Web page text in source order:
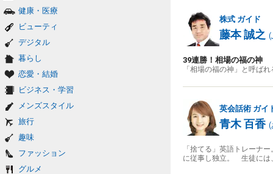
健康・医療
ビューティ
デジタル
暮らし
恋愛・結婚
ビジネス・学習
メンズスタイル
旅行
趣味
ファッション
グルメ
株式 ガイド
藤本 誠之 (
39連勝！相場の福の神
「相場の福の神」と呼ば
英会話術 ガイ
青木 百香 (
「捨てる」英語トレーナ
に従事し独立。 生徒には